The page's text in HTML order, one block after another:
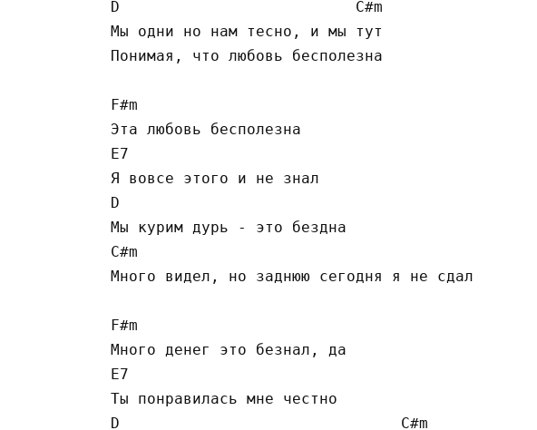
D                          C#m
Мы одни но нам тесно, и мы тут
Понимая, что любовь бесполезна
F#m
Эта любовь бесполезна
E7
Я вовсе этого и не знал
D
Мы курим дурь - это бездна
C#m
Много видел, но заднюю сегодня я не сдал
F#m
Много денег это безнал, да
E7
Ты понравилась мне честно
D                               C#m